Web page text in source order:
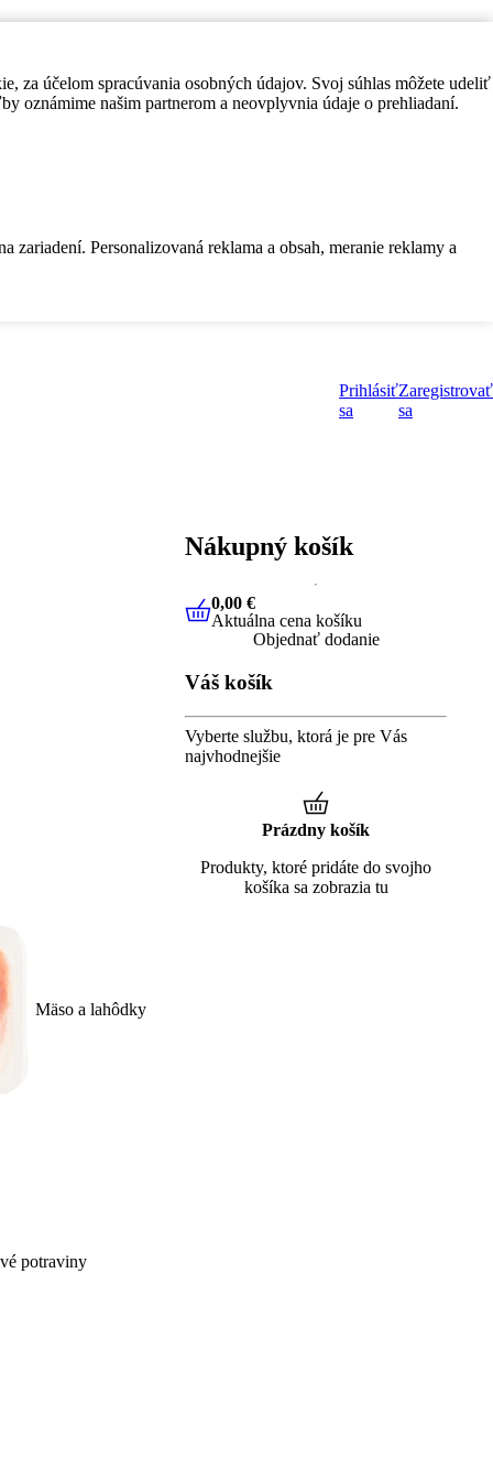
za účelom spracúvania osobných údajov. Svoj súhlas môžete udeliť
oznámime našim partnerom a neovplyvnia údaje o prehliadaní.
Personalizovaná reklama a obsah, meranie reklamy a
Prihlásiť
sa
Zaregistrovať
sa
Mäso a lahôdky
potraviny
Nákupný košík
0,00 €Aktuálna cena košíku
0,00 €
Aktuálna cena košíku
Objednať dodanie
Váš košík
Vyberte službu, ktorá je pre Vás
najvhodnejšie
Prázdny košík
Produkty, ktoré pridáte do svojho
košíka sa zobrazia tu